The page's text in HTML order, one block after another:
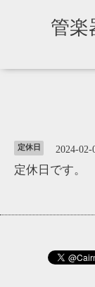
管
定休日 2024-02-
定休日です。